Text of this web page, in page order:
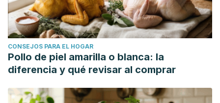
CONSEJOS PARA EL HOGAR
Pollo de piel amarilla o blanca: la
diferencia y qué revisar al comprar